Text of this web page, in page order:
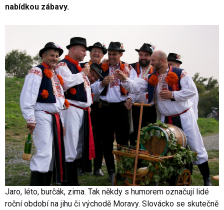
nabídkou zábavy.
Jaro, léto, burčák, zima. Tak někdy s humorem označují lidé
roční období na jihu či východě Moravy. Slovácko se skutečně